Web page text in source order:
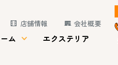
店舗情報 会社概要
ム エクステリア